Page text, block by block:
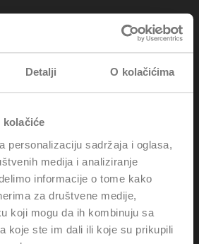
Detalji O kolačićima
personalizaciju sadržaja i oglasa,
medija i analiziranje
informacije o tome kako
za društvene medije,
koji mogu da ih kombinuju sa
koje ste im dali ili koje su prikupili
180 mm, for TM...A, LM..A,